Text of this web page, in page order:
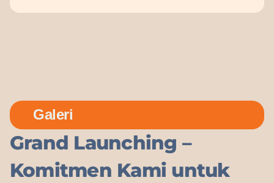
Galeri
Grand Launching –
Komitmen Kami untuk